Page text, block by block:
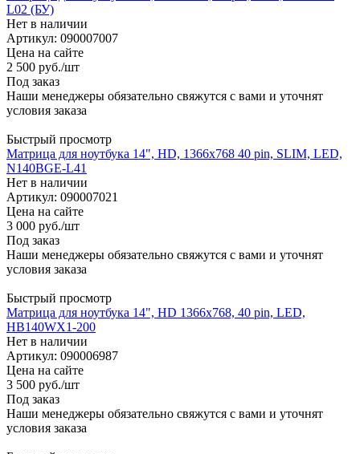
L02 (БУ)
Нет в наличии
Артикул: 090007007
Цена на сайте
2 500 руб./шт
Под заказ
Наши менеджеры обязательно свяжутся с вами и уточнят
условия заказа
Быстрый просмотр
Матрица для ноутбука 14", HD, 1366x768 40 pin, SLIM, LED,
N140BGE-L41
Нет в наличии
Артикул: 090007021
Цена на сайте
3 000 руб./шт
Под заказ
Наши менеджеры обязательно свяжутся с вами и уточнят
условия заказа
Быстрый просмотр
Матрица для ноутбука 14", HD 1366x768, 40 pin, LED,
HB140WX1-200
Нет в наличии
Артикул: 090006987
Цена на сайте
3 500 руб./шт
Под заказ
Наши менеджеры обязательно свяжутся с вами и уточнят
условия заказа